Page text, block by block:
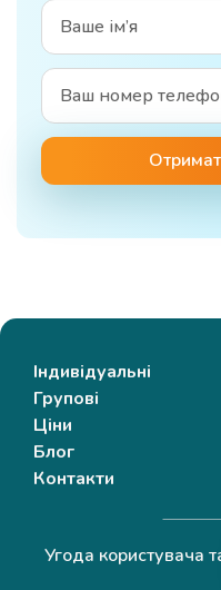
Індивідуальні
Групові
Ціни
Блог
Контакти
Угода користувача